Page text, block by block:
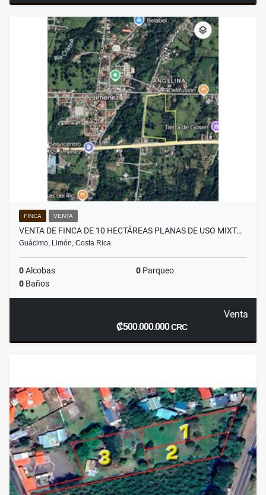
FINCA VENTA
VENTA DE FINCA DE 10 HECTÁREAS PLANAS DE USO MIXT…
Guácimo, Limón, Costa Rica
0Alcobas 0 Parqueo
0 Baños
Venta
₡500.000.000CRC